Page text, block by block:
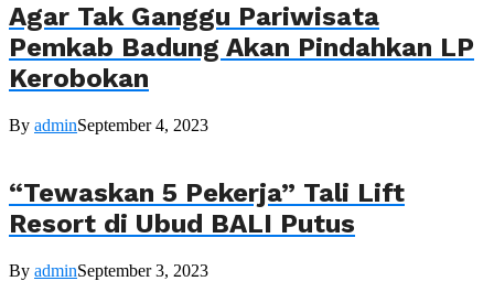
Agar Tak Ganggu Pariwisata
Pemkab Badung Akan Pindahkan LP
Kerobokan
By adminSeptember 4, 2023
“Tewaskan 5 Pekerja” Tali Lift
Resort di Ubud BALI Putus
By adminSeptember 3, 2023